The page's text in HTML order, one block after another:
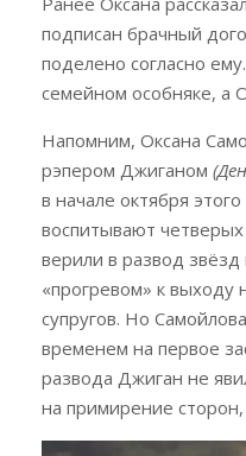
подписан брачный
поделено согласно
семейном особняке, а
Напомним, Оксана
рэпером Джиганом
в начале октября
воспитывают
верили в развод
«прогревом» к выходу
супругов. Но
временем на первое
развода Джиган не
на примирение